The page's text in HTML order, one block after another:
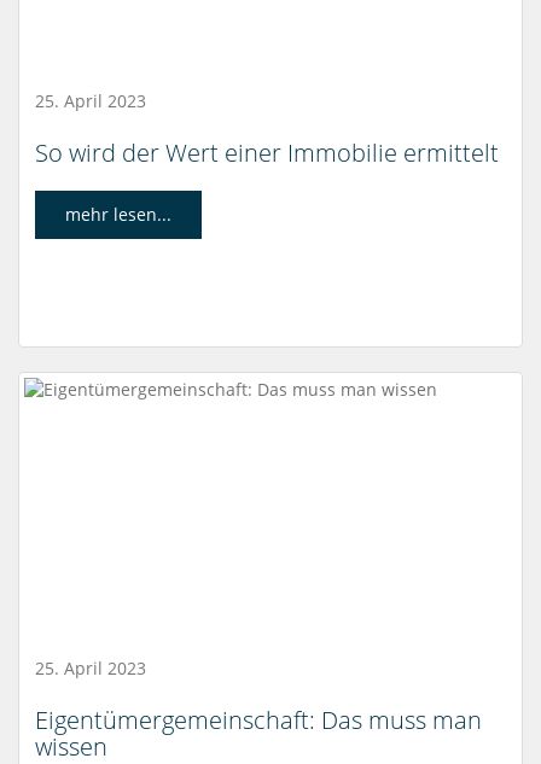
25. April 2023
So wird der Wert einer Immobilie ermittelt
mehr lesen...
25. April 2023
Eigentümergemeinschaft: Das muss man
wissen